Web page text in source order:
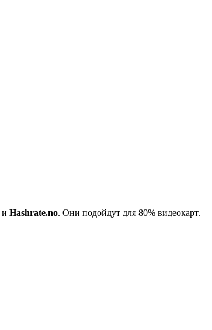
и Hashrate.no. Они подойдут для 80% видеокарт.